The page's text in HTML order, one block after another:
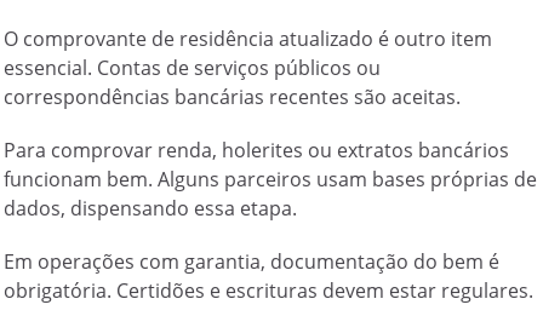
O comprovante de residência atualizado é outro item
essencial. Contas de serviços públicos ou
correspondências bancárias recentes são aceitas.
Para comprovar renda, holerites ou extratos bancários
funcionam bem. Alguns parceiros usam bases próprias de
dados, dispensando essa etapa.
Em operações com garantia, documentação do bem é
obrigatória. Certidões e escrituras devem estar regulares.